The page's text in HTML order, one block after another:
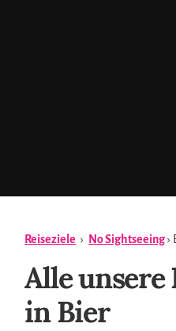
Reiseziele › No Sightseeing›
Alle unsere
in Bier